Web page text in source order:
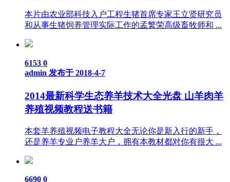
本片由农业部科技入户工程生猪首席专家王立贤研究员
和从事生猪饲养管理实际工作的孟繁荣高级畜牧师和 ...
6153 0
admin 发布于 2018-4-7
2014最新科学生态养羊技术大全光盘 山羊肉羊
养殖视频教程送书籍
本套羊养殖视频电子教程大全无论你是新入行的新手，
还是养羊专业户养羊大户，拥有本教材都对你有很大 ...
6690 0